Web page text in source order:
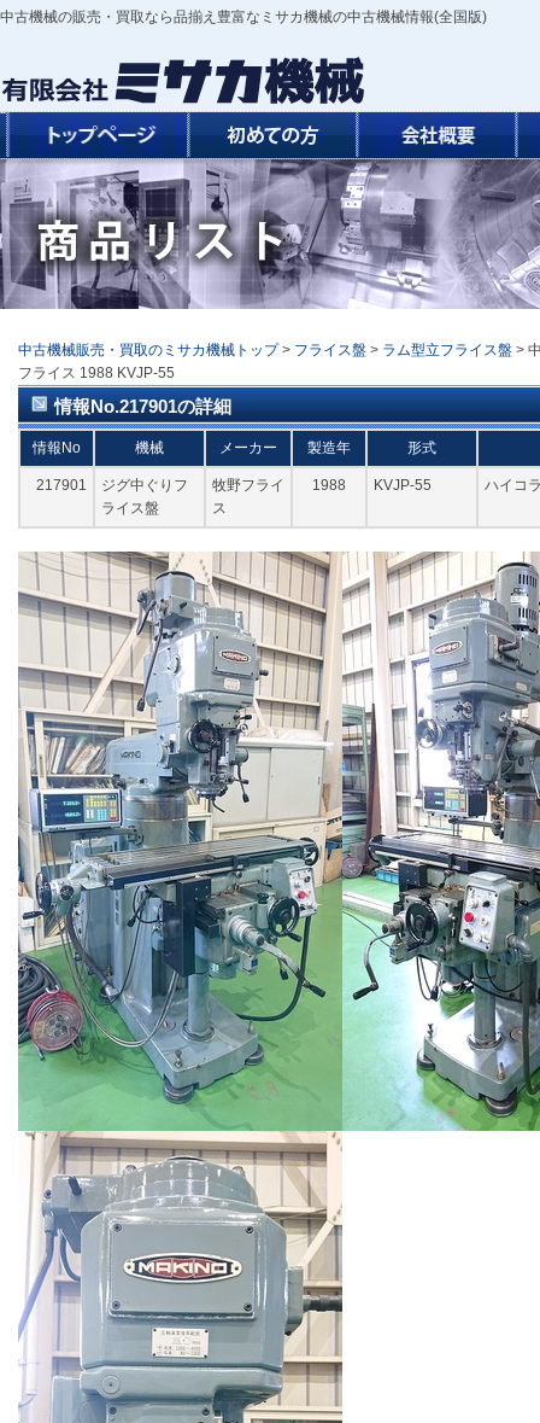
中古機械の販売・買取なら品揃え豊富なミサカ機械の中古機械情報(全国版)
中古機械販売・買取のミサカ機械トップ > フライス盤 > ラム型立フライス盤 >
フライス 1988 KVJP-55
情報No.217901の詳細
情報No 機械 メーカー 製造年 形式
217901
ジグ中ぐりフ
ライス盤
牧野フライ
ス
1988 KVJP-55 ハイコ